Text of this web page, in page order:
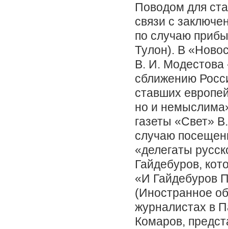
Поводом для
связи с
по случаю
Тулон). В
В. И. Модестова
сближению
ставших
но и
газеты «Свет»
случаю
«делегаты
Гайдебуров,
«И Гайдебуров
(Иностранное
журналистах в
Комаров,